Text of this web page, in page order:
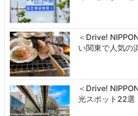
＜Drive!
い関東で人気の
＜Drive!
光スポット22選